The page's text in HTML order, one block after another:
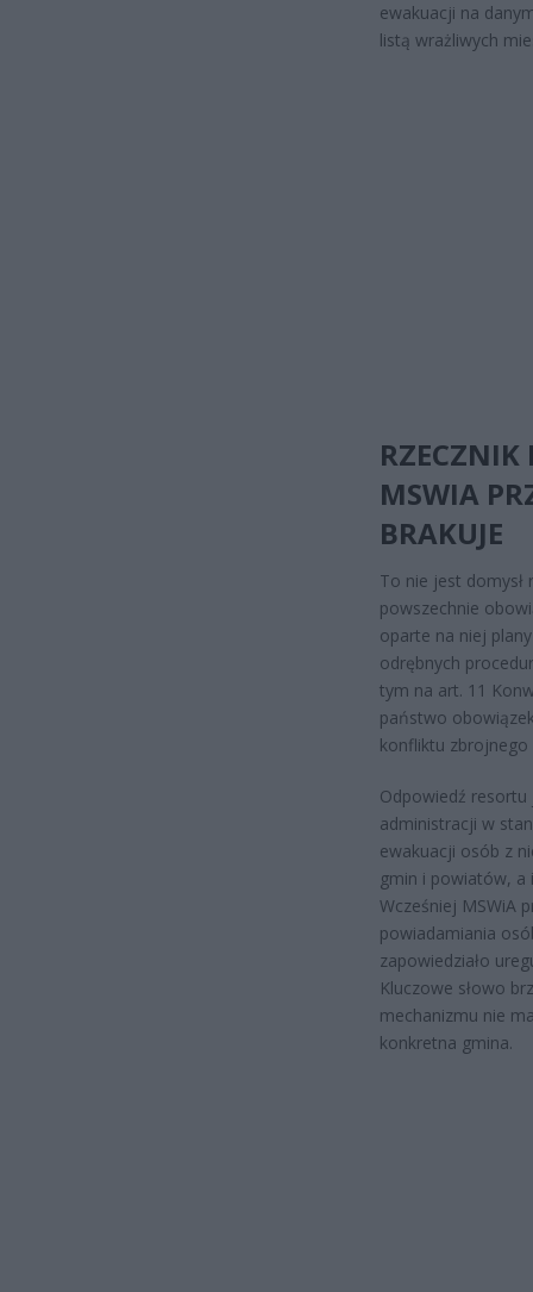
ewakuacji na
listą wrażliwych
RZECZNIK
MSWIA
BRAKUJE
To nie jest domysł
powszechnie
oparte na niej
odrębnych
tym na art. 11
państwo
konfliktu zbrojnego
Odpowiedź
administracji w
ewakuacji osób z
gmin i powiatów, a
Wcześniej MSWiA
powiadamiania
zapowiedziało
Kluczowe słowo
mechanizmu nie
konkretna gmina.